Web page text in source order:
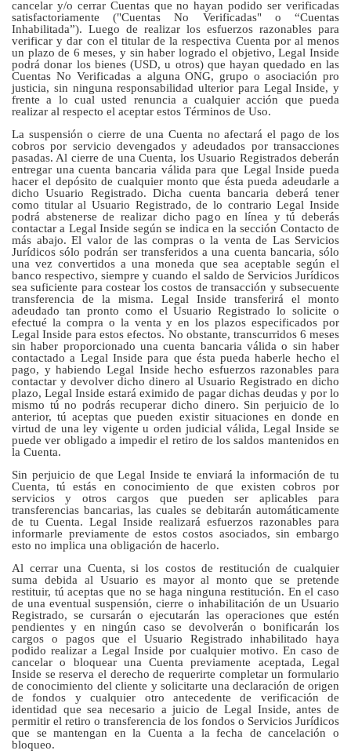
cancelar y/o cerrar Cuentas que no hayan podido ser verificadas
satisfactoriamente ("Cuentas No Verificadas" o “Cuentas
Inhabilitada”). Luego de realizar los esfuerzos razonables para
verificar y dar con el titular de la respectiva Cuenta por al menos
un plazo de 6 meses, y sin haber logrado el objetivo, Legal Inside
podrá donar los bienes (USD, u otros) que hayan quedado en las
Cuentas No Verificadas a alguna ONG, grupo o asociación pro
justicia, sin ninguna responsabilidad ulterior para Legal Inside, y
frente a lo cual usted renuncia a cualquier acción que pueda
realizar al respecto el aceptar estos Términos de Uso.
La suspensión o cierre de una Cuenta no afectará el pago de los
cobros por servicio devengados y adeudados por transacciones
pasadas. Al cierre de una Cuenta, los Usuario Registrados deberán
entregar una cuenta bancaria válida para que Legal Inside pueda
hacer el depósito de cualquier monto que ésta pueda adeudarle a
dicho Usuario Registrado. Dicha cuenta bancaria deberá tener
como titular al Usuario Registrado, de lo contrario Legal Inside
podrá abstenerse de realizar dicho pago en línea y tú deberás
contactar a Legal Inside según se indica en la sección Contacto de
más abajo. El valor de las compras o la venta de Las Servicios
Jurídicos sólo podrán ser transferidos a una cuenta bancaria, sólo
una vez convertidos a una moneda que sea aceptable según el
banco respectivo, siempre y cuando el saldo de Servicios Jurídicos
sea suficiente para costear los costos de transacción y subsecuente
transferencia de la misma. Legal Inside transferirá el monto
adeudado tan pronto como el Usuario Registrado lo solicite o
efectué la compra o la venta y en los plazos especificados por
Legal Inside para estos efectos. No obstante, transcurridos 6 meses
sin haber proporcionado una cuenta bancaria válida o sin haber
contactado a Legal Inside para que ésta pueda haberle hecho el
pago, y habiendo Legal Inside hecho esfuerzos razonables para
contactar y devolver dicho dinero al Usuario Registrado en dicho
plazo, Legal Inside estará eximido de pagar dichas deudas y por lo
mismo tú no podrás recuperar dicho dinero. Sin perjuicio de lo
anterior, tú aceptas que pueden existir situaciones en donde en
virtud de una ley vigente u orden judicial válida, Legal Inside se
puede ver obligado a impedir el retiro de los saldos mantenidos en
la Cuenta.
Sin perjuicio de que Legal Inside te enviará la información de tu
Cuenta, tú estás en conocimiento de que existen cobros por
servicios y otros cargos que pueden ser aplicables para
transferencias bancarias, las cuales se debitarán automáticamente
de tu Cuenta. Legal Inside realizará esfuerzos razonables para
informarle previamente de estos costos asociados, sin embargo
esto no implica una obligación de hacerlo.
Al cerrar una Cuenta, si los costos de restitución de cualquier
suma debida al Usuario es mayor al monto que se pretende
restituir, tú aceptas que no se haga ninguna restitución. En el caso
de una eventual suspensión, cierre o inhabilitación de un Usuario
Registrado, se cursarán o ejecutarán las operaciones que estén
pendientes y en ningún caso se devolverán o bonificarán los
cargos o pagos que el Usuario Registrado inhabilitado haya
podido realizar a Legal Inside por cualquier motivo. En caso de
cancelar o bloquear una Cuenta previamente aceptada, Legal
Inside se reserva el derecho de requerirte completar un formulario
de conocimiento del cliente y solicitarte una declaración de origen
de fondos y cualquier otro antecedente de verificación de
identidad que sea necesario a juicio de Legal Inside, antes de
permitir el retiro o transferencia de los fondos o Servicios Jurídicos
que se mantengan en la Cuenta a la fecha de cancelación o
bloqueo.